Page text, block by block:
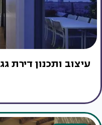
עיצוב ותכנון דירת גג